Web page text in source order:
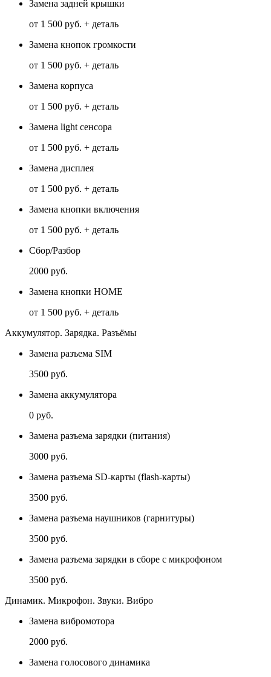
Замена задней крышки
от 1 500 руб. + деталь
Замена кнопок громкости
от 1 500 руб. + деталь
Замена корпуса
от 1 500 руб. + деталь
Замена light сенсора
от 1 500 руб. + деталь
Замена дисплея
от 1 500 руб. + деталь
Замена кнопки включения
от 1 500 руб. + деталь
Сбор/Разбор
2000 руб.
Замена кнопки HOME
от 1 500 руб. + деталь
Аккумулятор. Зарядка. Разъёмы
Замена разъема SIM
3500 руб.
Замена аккумулятора
0 руб.
Замена разъема зарядки (питания)
3000 руб.
Замена разъема SD-карты (flash-карты)
3500 руб.
Замена разъема наушников (гарнитуры)
3500 руб.
Замена разъема зарядки в сборе с микрофоном
3500 руб.
Динамик. Микрофон. Звуки. Вибро
Замена вибромотора
2000 руб.
Замена голосового динамика